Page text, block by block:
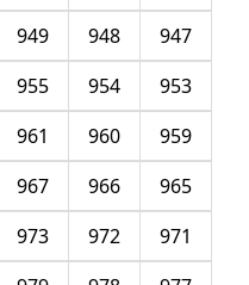
947
948
949
953
954
955
959
960
961
965
966
967
971
972
973